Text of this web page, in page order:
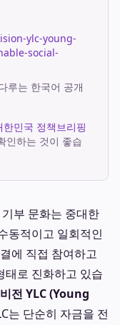
ylc-young-
social-
루는 한국어 공개
한민국 정책브리핑
인하는 것이 좋습
부 문화는 중대한
동적이고 일회적인
에 직접 참여하고
태로 진화하고 있습
전 YLC (Young
는 단순히 자금을 전